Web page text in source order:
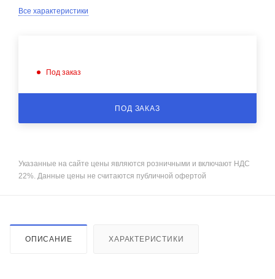
Все характеристики
Под заказ
ПОД ЗАКАЗ
Указанные на сайте цены являются розничными и включают НДС
22%. Данные цены не считаются публичной офертой
ОПИСАНИЕ ХАРАКТЕРИСТИКИ